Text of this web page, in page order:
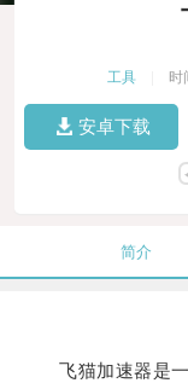
工具 时
安卓下载
简介
飞猫加速器是一